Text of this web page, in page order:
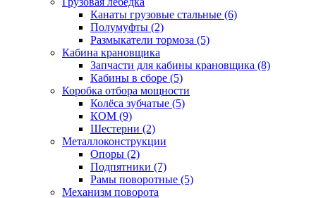
Канаты грузовые стальные (6)
Полумуфты (2)
Размыкатели тормоза (5)
Кабина крановщика
Запчасти для кабины крановщика (8)
Кабины в сборе (5)
Коробка отбора мощности
Колёса зубчатые (5)
КОМ (9)
Шестерни (2)
Металлоконструкции
Опоры (2)
Подпятники (7)
Рамы поворотные (5)
Механизм поворота